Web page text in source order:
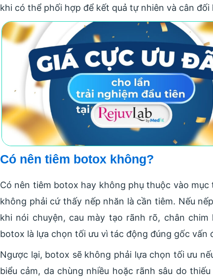
khi có thể phối hợp để kết quả tự nhiên và cân đối
Có nên tiêm botox không?
Có nên tiêm botox hay không phụ thuộc vào
không phải cứ thấy nếp nhăn là cần tiêm. Nếu
khi nói chuyện, cau mày tạo rãnh rõ, chân
botox là lựa chọn tối ưu vì tác động đúng gốc vấn
Ngược lại, botox sẽ không phải lựa chọn tối ưu
biểu cảm, da chùng nhiều hoặc rãnh sâu do